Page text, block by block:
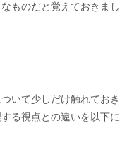
ものだと覚えておきまし
いて少しだけ触れておき
る視点との違いを以下に